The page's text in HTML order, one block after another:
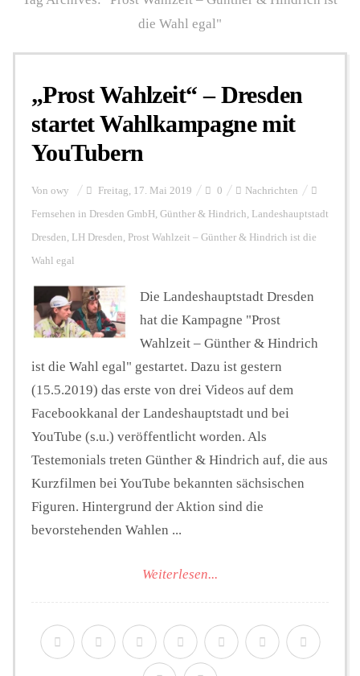
Personalien
Hintergrund
FUNKTURM-Beiträge
Podcast
Seminare
Unterstützen
die Wahl egal"
„Prost Wahlzeit“ – Dresden
startet Wahlkampagne mit
YouTubern
Von owy Freitag, 17. Mai 2019 0 Nachrichten
Fernsehen in Dresden GmbH, Günther & Hindrich, Landeshauptstadt
Dresden, LH Dresden, Prost Wahlzeit – Günther & Hindrich ist die
Wahl egal
Die Landeshauptstadt Dresden
hat die Kampagne "Prost
Wahlzeit – Günther & Hindrich
ist die Wahl egal" gestartet. Dazu ist gestern
(15.5.2019) das erste von drei Videos auf dem
Facebookkanal der Landeshauptstadt und bei
YouTube (s.u.) veröffentlicht worden. Als
Testemonials treten Günther & Hindrich auf, die aus
Kurzfilmen bei YouTube bekannten sächsischen
Figuren. Hintergrund der Aktion sind die
bevorstehenden Wahlen ...
Weiterlesen...